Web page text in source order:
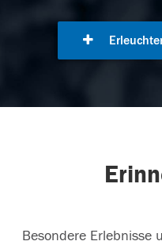
Besondere Erlebnisse